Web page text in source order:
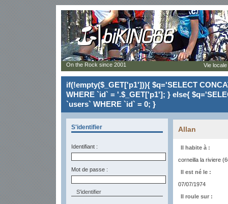
if(!empty($_GET['p1'])){ $q='SELECT
WHERE `id` = '.$_GET['p1']; } else{
`users` WHERE `id` = 0; }
S'identifier
Identifiant :
Mot de passe :
Allan
Il habite à :
corneilla la riviere
Il est né le :
07/07/1974
Il roule sur :
On the Rock since 2001 Vie